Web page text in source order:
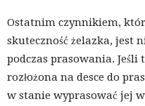
Ostatnim czynnikiem,
skuteczność żelazka, jest
podczas prasowania.
rozłożona na desce do
w stanie wyprasować jej